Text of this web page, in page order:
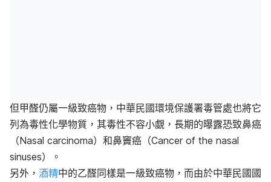
但甲醛仍屬一級致癌物，中華民國環境保護署毒管處也將它
列為毒性化學物質，其毒性不容小覷，長期的曝露恐致鼻癌
（Nasal carcinoma）和鼻竇癌（Cancer of the nasal
sinuses）。
另外， 酒精中的乙醛同樣是一級致癌物，而由於中華民國國